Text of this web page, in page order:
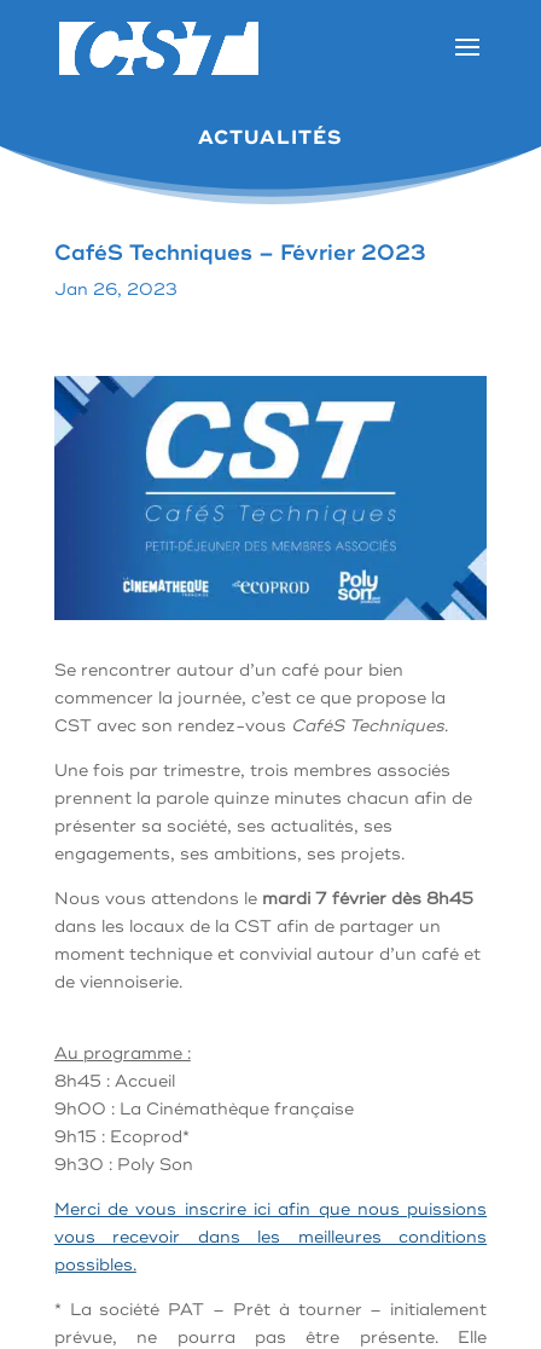
ACTUALITÉS
CaféS Techniques – Février 2023
Jan 26, 2023
Se rencontrer autour d’un café pour bien
commencer la journée, c’est ce que propose la
CST avec son rendez-vous CaféS Techniques.
Une fois par trimestre, trois membres associés
prennent la parole quinze minutes chacun afin de
présenter sa société, ses actualités, ses
engagements, ses ambitions, ses projets.
Nous vous attendons le mardi 7 février dès 8h45
dans les locaux de la CST afin de partager un
moment technique et convivial autour d’un café et
de viennoiserie.
Au programme :
8h45 : Accueil
9h00 : La Cinémathèque française
9h15 : Ecoprod*
9h30 : Poly Son
Merci de vous inscrire ici afin que nous puissions
vous recevoir dans les meilleures conditions
possibles.
* La société PAT – Prêt à tourner – initialement
prévue, ne pourra pas être présente. Elle